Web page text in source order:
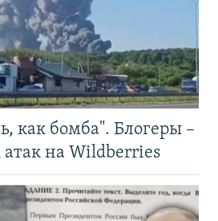
как бомба". Блогеры –
атак на Wildberries